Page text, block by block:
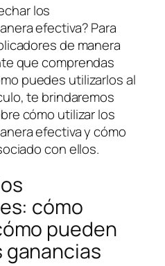
los
efectiva? Para
de manera
que comprendas
puedes utilizarlos al
te brindaremos
cómo utilizar los
efectiva y cómo
con ellos.
cómo
pueden